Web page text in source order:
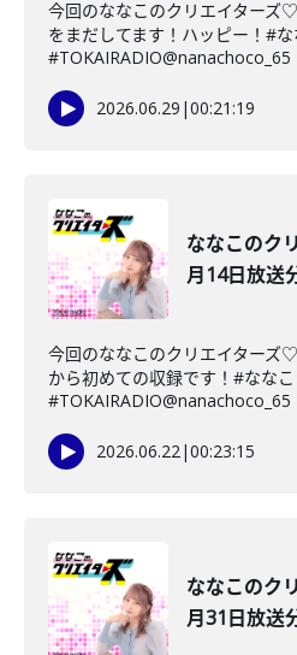
今回のななこのクリエイターズ
をまだしてます！ハッピー！#
#TOKAIRADIO@nanachoco_65
2026.06.29 |00:21:19
ななこのク
月14日放送
今回のななこのクリエイターズ
から初めての収録です！#なな
#TOKAIRADIO@nanachoco_65
2026.06.22|00:23:15
ななこのク
月31日放送